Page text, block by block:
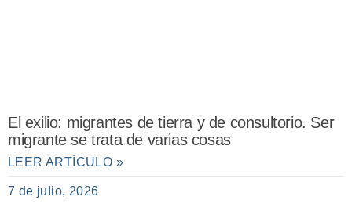
El exilio: migrantes de tierra y de consultorio. Ser
migrante se trata de varias cosas
LEER ARTÍCULO »
7 de julio, 2026